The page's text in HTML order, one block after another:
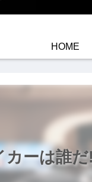
HOME
カーは誰